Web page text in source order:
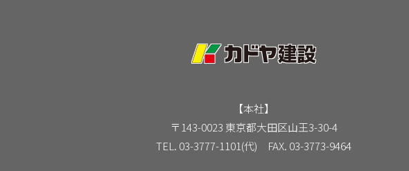
【本社】
〒143-0023 東京都大田区山王3-30-4
TEL. 03-3777-1101(代) FAX. 03-3773-9464